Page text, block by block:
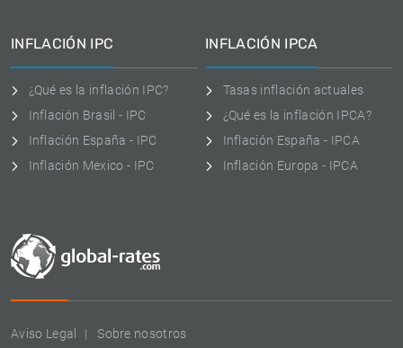
Aviso Legal Sobre nosotros
INFLACIÓN IPC
¿Qué es la inflación IPC?
Inflación Brasil - IPC
Inflación España - IPC
Inflación Mexico - IPC
INFLACIÓN IPCA
Tasas inflación actuales
¿Qué es la inflación IPCA?
Inflación España - IPCA
Inflación Europa - IPCA